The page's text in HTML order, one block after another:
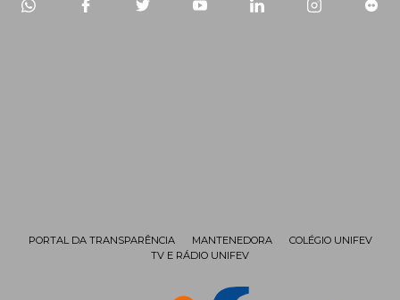
PORTAL DA TRANSPARÊNCIA MANTENEDORA
COLÉGIO UNIFEV
TV E RÁDIO UNIFEV